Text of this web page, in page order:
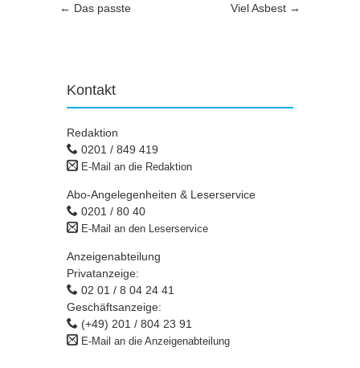
Artikel-Navigation
← Das passte Viel Asbest →
Kontakt
Redaktion
0201 / 849 419
E-Mail an die Redaktion
Abo-Angelegenheiten & Leserservice
0201 / 80 40
E-Mail an den Leserservice
Anzeigenabteilung
Privatanzeige:
02 01 / 8 04 24 41
Geschäftsanzeige:
(+49) 201 / 804 23 91
E-Mail an die Anzeigenabteilung